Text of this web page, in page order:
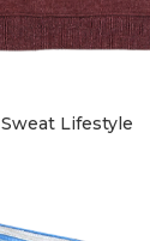
Sweat Lifestyle